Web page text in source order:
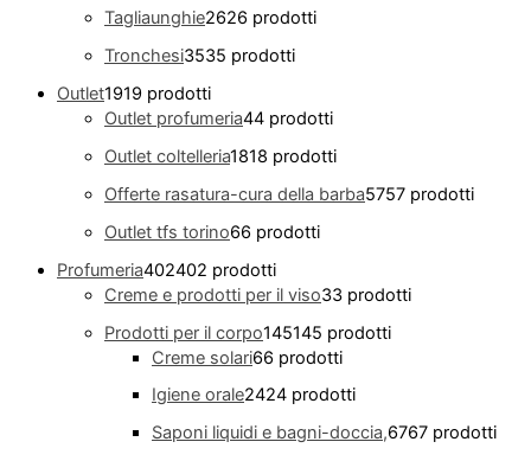
Tagliaunghie2626 prodotti
Tronchesi3535 prodotti
Outlet1919 prodotti
Outlet profumeria44 prodotti
Outlet coltelleria1818 prodotti
Offerte rasatura-cura della barba5757 prodotti
Outlet tfs torino66 prodotti
Profumeria402402 prodotti
Creme e prodotti per il viso33 prodotti
Prodotti per il corpo145145 prodotti
Creme solari66 prodotti
Igiene orale2424 prodotti
Saponi liquidi e bagni-doccia,6767 prodotti